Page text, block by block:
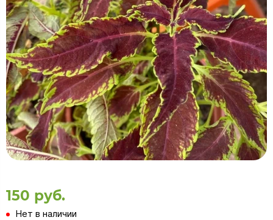
150 руб.
Нет в наличии